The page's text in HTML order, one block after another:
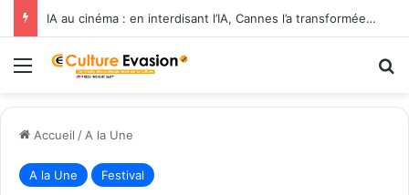
L’ESRA s’associe à la Communication University of China pour former les cinéastes de demain
Menu
Accueil / A la Une
A la Une Festival